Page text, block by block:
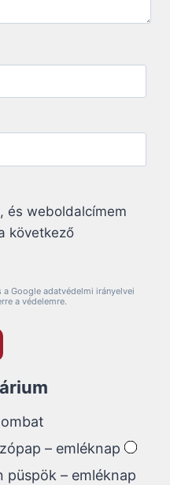
és weboldalcímem
következő
a Google adatvédelmi irányelvei
a védelemre.
– emléknap
püspök – emléknap